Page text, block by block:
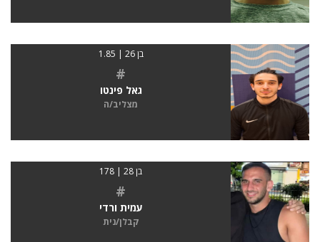
בן 26 | 1.85
#
גאל פינטו
מצליב/ה
בן 28 | 178
#
עמית ורדי
קבלן/נית